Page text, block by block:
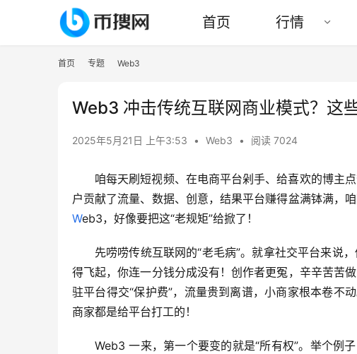
首页 行情
首页 专题 Web3
Web3 冲击传统互联网商业模式？这
2025年5月21日 上午3:53 • Web3 • 阅读 7024
咱每天刷短视频、在电商平台剁手、给喜欢的博主
Web3，好像要把这“老规矩”给掀了！
先唠唠传统互联网的“老毛病”。就拿社交平台来说
得飞起，你连一分钱分成没有！创作者更冤，辛辛苦苦
驻平台得交“保护费”，流量贵到离谱，小商家根本卷不
商家都是给平台打工的！
Web3 一来，第一个要变的就是“所有权”。举个例